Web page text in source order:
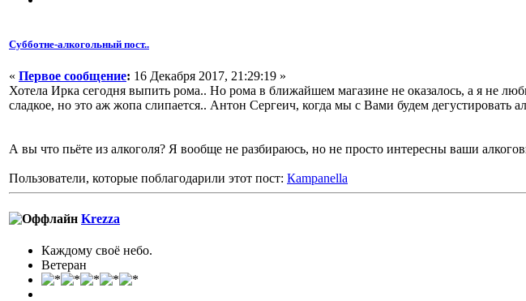
Субботне-алкогольный пост..
« Первое сообщение: 16 Декабря 2017, 21:29:19 »
Хотела Ирка сегодня выпить рома.. Но рома в ближайшем магазине не оказалось, а я не
сладкое, но это аж жопа слипается.. Антон Сергеич, когда мы с Вами будем
А вы что пьёте из алкоголя? Я вообще не разбираюсь, но не просто интересны ваши
Пользователи, которые поблагодарили этот пост: Кampanella
Krezza
Каждому своё небо.
Ветеран